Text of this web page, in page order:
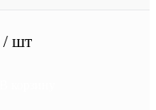
/ шт